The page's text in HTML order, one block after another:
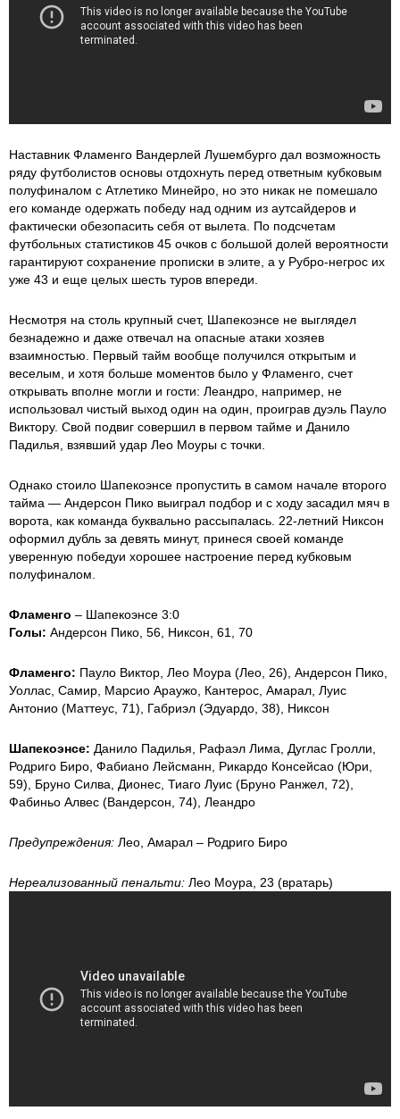
Наставник Фламенго Вандерлей Лушембурго дал возможность
ряду футболистов основы отдохнуть перед ответным кубковым
полуфиналом с Атлетико Минейро, но это никак не помешало
его команде одержать победу над одним из аутсайдеров и
фактически обезопасить себя от вылета. По подсчетам
футбольных статистиков 45 очков с большой долей вероятности
гарантируют сохранение прописки в элите, а у Рубро-негрос их
уже 43 и еще целых шесть туров впереди.
Несмотря на столь крупный счет, Шапекоэнсе не выглядел
безнадежно и даже отвечал на опасные атаки хозяев
взаимностью. Первый тайм вообще получился открытым и
веселым, и хотя больше моментов было у Фламенго, счет
открывать вполне могли и гости: Леандро, например, не
использовал чистый выход один на один, проиграв дуэль Пауло
Виктору. Свой подвиг совершил в первом тайме и Данило
Падилья, взявший удар Лео Моуры с точки.
Однако стоило Шапекоэнсе пропустить в самом начале второго
тайма — Андерсон Пико выиграл подбор и с ходу засадил мяч в
ворота, как команда буквально рассыпалась. 22-летний Никсон
оформил дубль за девять минут, принеся своей команде
уверенную победуи хорошее настроение перед кубковым
полуфиналом.
Фламенго – Шапекоэнсе 3:0
Голы: Андерсон Пико, 56, Никсон, 61, 70
Фламенго: Пауло Виктор, Лео Моура (Лео, 26), Андерсон Пико,
Уоллас, Самир, Марсио Араужо, Кантерос, Амарал, Луис
Антонио (Маттеус, 71), Габриэл (Эдуардо, 38), Никсон
Шапекоэнсе: Данило Падилья, Рафаэл Лима, Дуглас Гролли,
Родриго Биро, Фабиано Лейсманн, Рикардо Консейсао (Юри,
59), Бруно Силва, Дионес, Тиаго Луис (Бруно Ранжел, 72),
Фабиньо Алвес (Вандерсон, 74), Леандро
Предупреждения: Лео, Амарал – Родриго Биро
Нереализованный пенальти: Лео Моура, 23 (вратарь)